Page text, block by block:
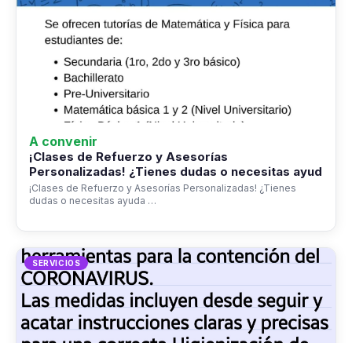
A convenir
¡Clases de Refuerzo y Asesorías
Personalizadas! ¿Tienes dudas o necesitas ayud
¡Clases de Refuerzo y Asesorías Personalizadas! ¿Tienes
dudas o necesitas ayuda …
SERVICIOS